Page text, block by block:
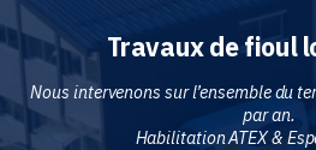
Travaux de fioul
Nous intervenons sur l’ensemble du
par an.
Habilitation ATEX &